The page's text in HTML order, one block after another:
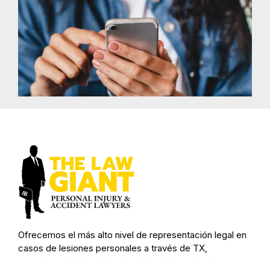
Ofrecemos el más alto nivel de representación legal en
casos de lesiones personales a través de TX,